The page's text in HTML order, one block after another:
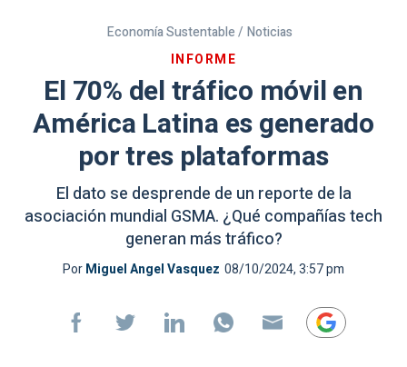
Economía Sustentable / Noticias
INFORME
El 70% del tráfico móvil en
América Latina es generado
por tres plataformas
El dato se desprende de un reporte de la
asociación mundial GSMA. ¿Qué compañías tech
generan más tráfico?
PorMiguel Angel Vasquez 08/10/2024, 3:57 pm